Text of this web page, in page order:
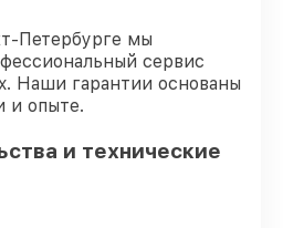
Петербурге мы
сервис
Наши гарантии основаны
и опыте.
и технические